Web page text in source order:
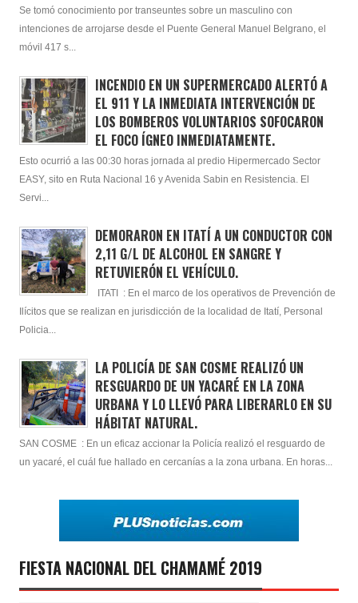
Se tomó conocimiento por transeuntes sobre un masculino con
intenciones de arrojarse desde el Puente General Manuel Belgrano, el
móvil 417 s...
INCENDIO EN UN SUPERMERCADO ALERTÓ A
EL 911 Y LA INMEDIATA INTERVENCIÓN DE
LOS BOMBEROS VOLUNTARIOS SOFOCARON
EL FOCO ÍGNEO INMEDIATAMENTE.
Esto ocurrió a las 00:30 horas jornada al predio Hipermercado Sector
EASY, sito en Ruta Nacional 16 y Avenida Sabin en Resistencia. El
Servi...
DEMORARON EN ITATÍ A UN CONDUCTOR CON
2,11 G/L DE ALCOHOL EN SANGRE Y
RETUVIERÓN EL VEHÍCULO.
ITATI : En el marco de los operativos de Prevención de
Ilícitos que se realizan en jurisdicción de la localidad de Itatí, Personal
Policia...
LA POLICÍA DE SAN COSME REALIZÓ UN
RESGUARDO DE UN YACARÉ EN LA ZONA
URBANA Y LO LLEVÓ PARA LIBERARLO EN SU
HÁBITAT NATURAL.
SAN COSME : En un eficaz accionar la Policía realizó el resguardo de
un yacaré, el cuál fue hallado en cercanías a la zona urbana. En horas...
FIESTA NACIONAL DEL CHAMAMÉ 2019